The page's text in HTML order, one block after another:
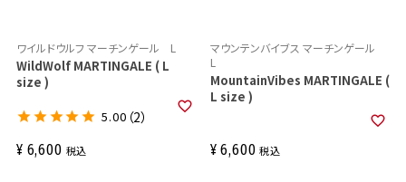
ワイルドウルフ マーチンゲール L
WildWolf MARTINGALE ( L
size )
¥ 6,600 税込
5.00 （2）
マウンテンバイブス マーチンゲール
L
MountainVibes MARTINGALE (
L size )
¥ 6,600 税込